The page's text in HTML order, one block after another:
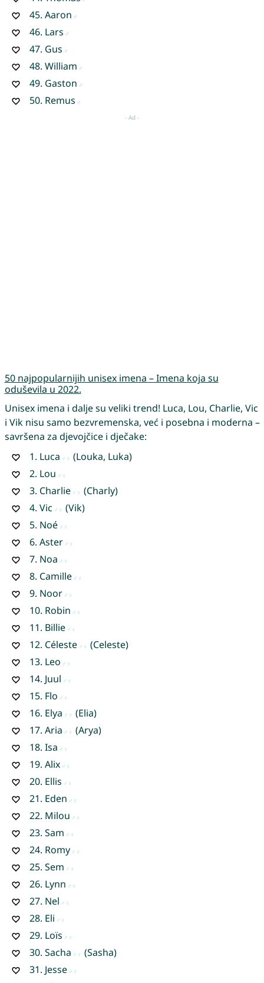
45. Aaron
46. Lars
47. Gus
48. William
49. Gaston
50. Remus
50 najpopularnijih unisex imena – Imena koja su
oduševila u 2022.
Unisex imena i dalje su veliki trend! Luca, Lou, Charlie, Vic
i Vik nisu samo bezvremenska, već i posebna i moderna –
savršena za djevojčice i dječake:
1. Luca
(Louka, Luka)
2. Lou
3. Charlie
(Charly)
4. Vic
(Vik)
5. Noé
6. Aster
7. Noa
8. Camille
9. Noor
10. Robin
11. Billie
12. Céleste
(Celeste)
13. Leo
14. Juul
15. Flo
16. Elya
(Elia)
17. Aria
(Arya)
18. Isa
19. Alix
20. Ellis
21. Eden
22. Milou
23. Sam
24. Romy
25. Sem
26. Lynn
27. Nel
28. Eli
29. Loïs
30. Sacha
(Sasha)
31. Jesse